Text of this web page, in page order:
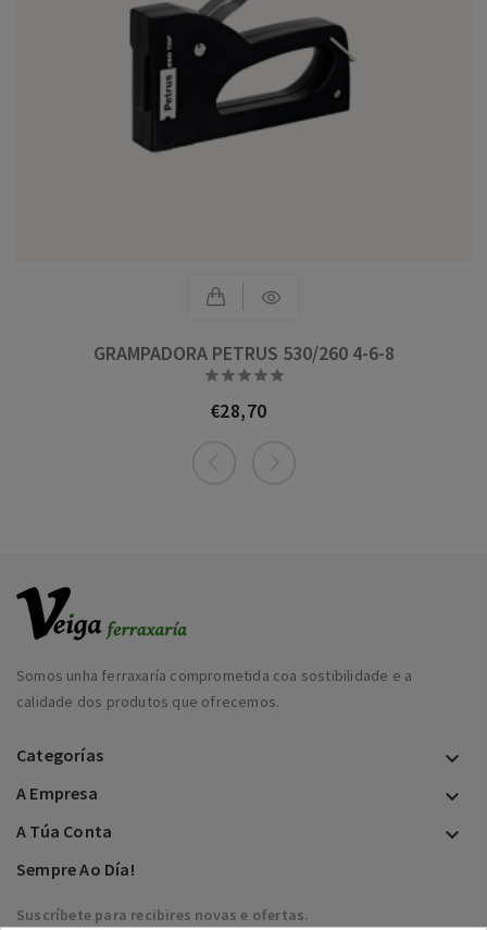
GRAMPADORA PETRUS 530/260 4-6-8

Prezo
€28,70
Somos unha ferraxaría comprometida coa sostibilidade e a
calidade dos produtos que ofrecemos.
Categorías 
A Empresa 
A Túa Conta 
Sempre Ao Día!
Suscríbete para recibires novas e ofertas.